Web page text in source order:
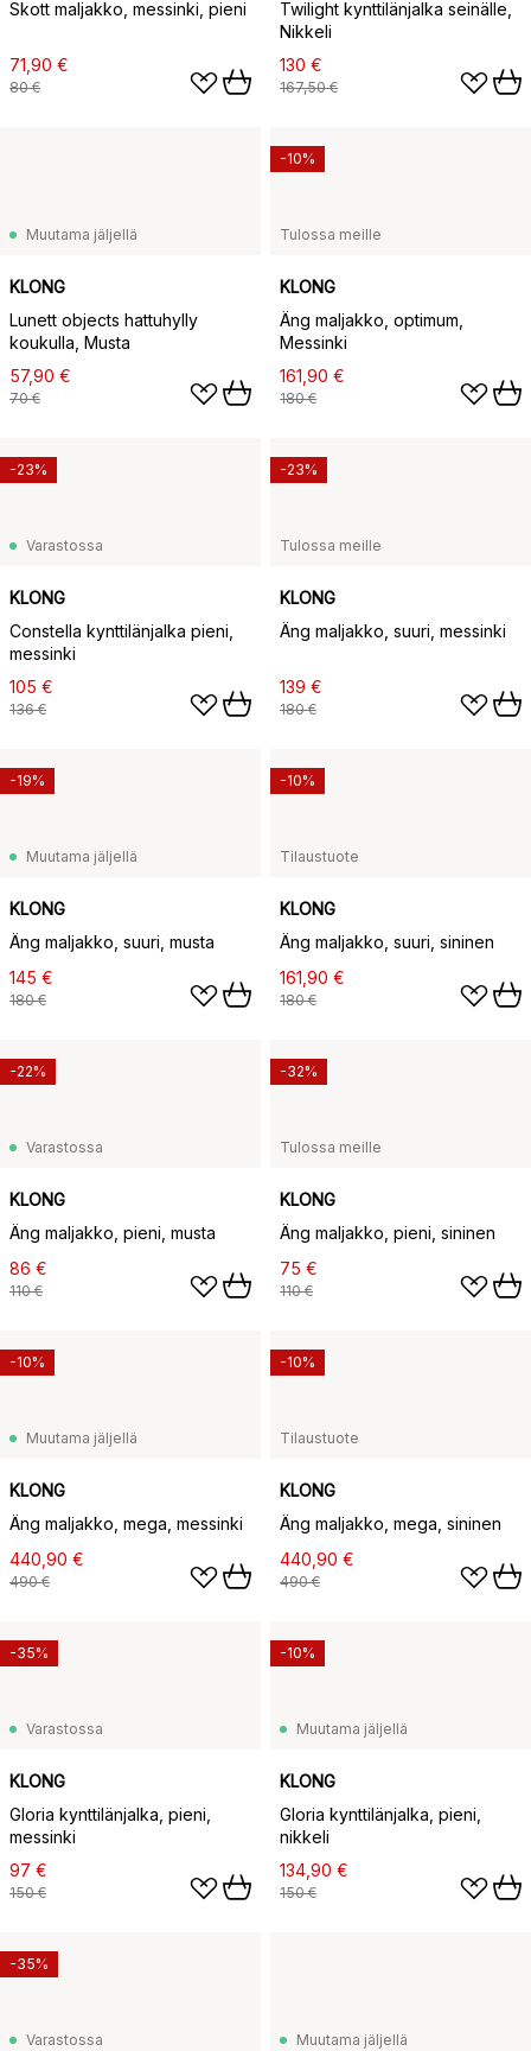
Skott maljakko, messinki, pieni
71,90 €
80 €
Twilight kynttilänjalka seinälle,
Nikkeli
130 €
167,50 €
Muutama jäljellä
KLONG
Lunett objects hattuhylly
koukulla, Musta
57,90 €
70 €
Tulossa meille
KLONG
Äng maljakko, optimum,
Messinki
161,90 €
180 €
-10%
Varastossa
KLONG
Constella kynttilänjalka pieni,
messinki
105 €
136 €
-23%
Tulossa meille
KLONG
Äng maljakko, suuri, messinki
139 €
180 €
-23%
Muutama jäljellä
KLONG
Äng maljakko, suuri, musta
145 €
180 €
-19%
Tilaustuote
KLONG
Äng maljakko, suuri, sininen
161,90 €
180 €
-10%
Varastossa
KLONG
Äng maljakko, pieni, musta
86 €
110 €
-22%
Tulossa meille
KLONG
Äng maljakko, pieni, sininen
75 €
110 €
-32%
Muutama jäljellä
KLONG
Äng maljakko, mega, messinki
440,90 €
490 €
-10%
Tilaustuote
KLONG
Äng maljakko, mega, sininen
440,90 €
490 €
-10%
Varastossa
KLONG
Gloria kynttilänjalka, pieni,
messinki
97 €
150 €
-35%
Muutama jäljellä
KLONG
Gloria kynttilänjalka, pieni,
nikkeli
134,90 €
150 €
-10%
Varastossa
-35%
Muutama jäljellä